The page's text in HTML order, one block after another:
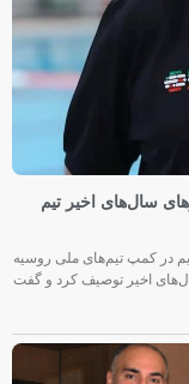
سال‌های اخیر تیم
در کمپ تیم‌های ملی روسیه
اخیر توصیف کرد و گفت